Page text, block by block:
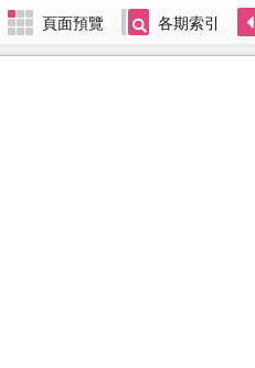
頁面預覽 各期索引